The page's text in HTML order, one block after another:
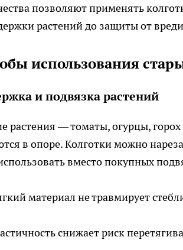
позволяют применять
растений до защиты от
использования
и подвязка растений
растения — томаты, огурцы,
в опоре. Колготки можно
вместо покупных
материал не травмирует
снижает риск